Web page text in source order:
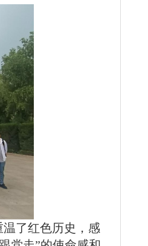
了红色历史，感